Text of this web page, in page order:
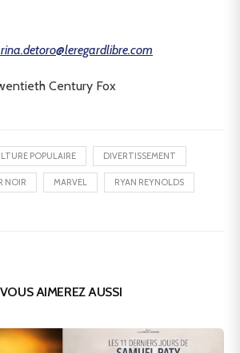
Century Fox
POPULAIRE DIVERTISSEMENT
NOIR MARVEL RYAN REYNOLDS
VOUS AIMEREZ AUSSI